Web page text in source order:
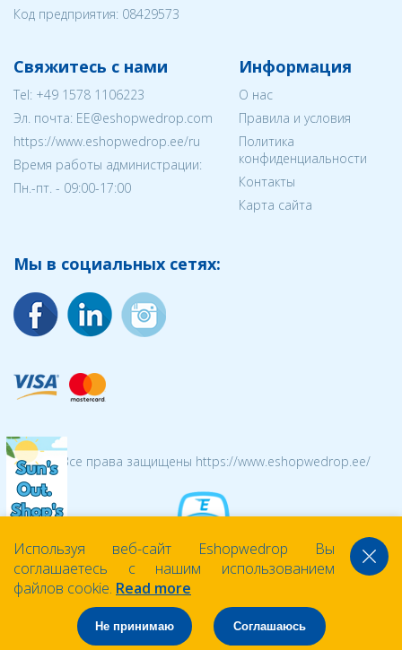
Код предприятия: 08429573
Свяжитесь с нами
Tel: +49 1578 1106223
Эл. почта: EE@eshopwedrop.com
https://www.eshopwedrop.ee/ru
Время работы администрации:
Пн.-пт. - 09:00-17:00
Информация
О нас
Правила и условия
Политика
конфиденциальности
Контакты
Карта сайта
Мы в социальных сетях:
© 2026 Все права защищены https://www.eshopwedrop.ee/
Используя веб-сайт Eshopwedrop Вы
соглашаетесь с нашим использованием
файлов cookie. Read more
Не принимаю Соглашаюсь